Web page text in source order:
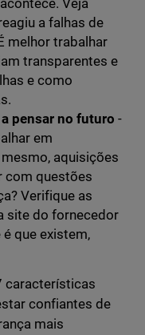
Veja
a falhas de
melhor trabalhar
transparentes e
e como
pensar no futuro -
em
aquisições
com questões
Verifique as
site do fornecedor
é que existem,
características
confiantes de
mais